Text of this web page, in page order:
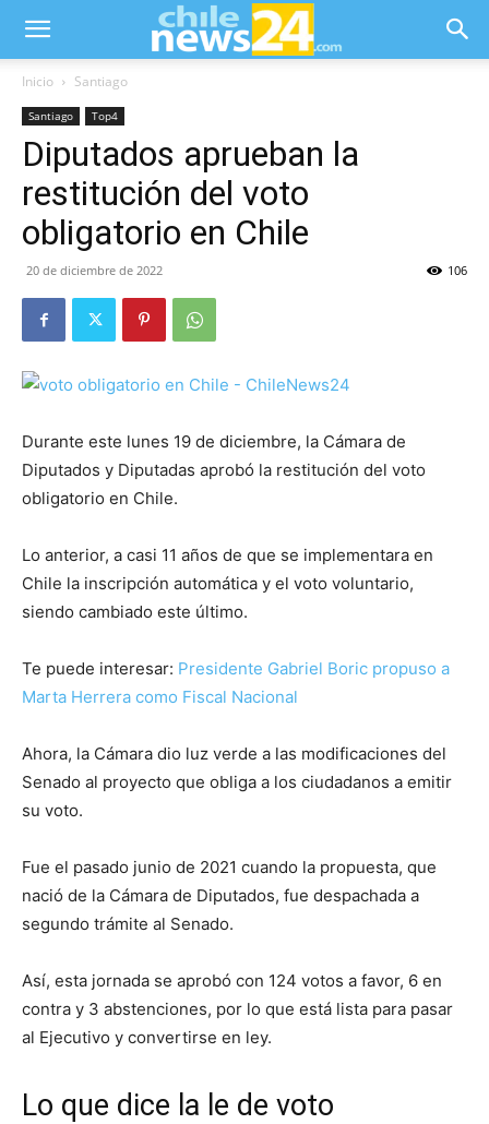
Inicio Santiago
Santiago Top4
Diputados aprueban la
restitución del voto
obligatorio en Chile
20 de diciembre de 2022 106
Durante este lunes 19 de diciembre, la Cámara de
Diputados y Diputadas aprobó la restitución del voto
obligatorio en Chile.
Lo anterior, a casi 11 años de que se implementara en
Chile la inscripción automática y el voto voluntario,
siendo cambiado este último.
Te puede interesar: Presidente Gabriel Boric propuso a
Marta Herrera como Fiscal Nacional
Ahora, la Cámara dio luz verde a las modificaciones del
Senado al proyecto que obliga a los ciudadanos a emitir
su voto.
Fue el pasado junio de 2021 cuando la propuesta, que
nació de la Cámara de Diputados, fue despachada a
segundo trámite al Senado.
Así, esta jornada se aprobó con 124 votos a favor, 6 en
contra y 3 abstenciones, por lo que está lista para pasar
al Ejecutivo y convertirse en ley.
Lo que dice la le de voto